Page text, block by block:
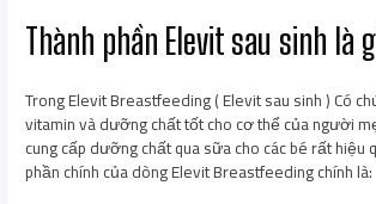
Thành phần Elevit sau sinh là
Trong Elevit Breastfeeding ( Elevit sau sinh ) Có
vitamin và dưỡng chất tốt cho cơ thể của người
cung cấp dưỡng chất qua sữa cho các bé rất hiệu
phần chính của dòng Elevit Breastfeeding chính là: